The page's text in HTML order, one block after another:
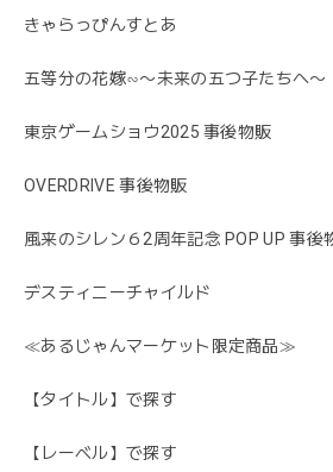
きゃらっぴんすとあ
五等分の花嫁∽〜未来の五つ子たちへ
東京ゲームショウ2025 事後物販
OVERDRIVE 事後物販
風来のシレン６2周年記念 POP UP 事後
デスティニーチャイルド
≪あるじゃんマーケット限定商品≫
【タイトル】で探す
【レーベル】で探す